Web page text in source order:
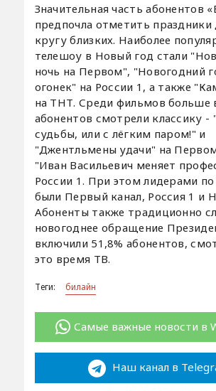
Значительная часть абонентов
предпочла отметить праздники
кругу близких. Наиболее
телешоу в Новый год стали
ночь на Первом", "Новогодний
огонек" на России 1, а также
на ТНТ. Среди фильмов больше
абонентов смотрели классику -
судьбы, или с лёгким паром!" и
"Джентльмены удачи" на
"Иван Васильевич меняет
России 1. При этом лидерами
были Первый канал, Россия 1 и
Абоненты также традиционно
новогоднее обращение
включили 51,8% абонентов,
это время ТВ.
Теги: билайн
Самые важные новости в
Наш канал в